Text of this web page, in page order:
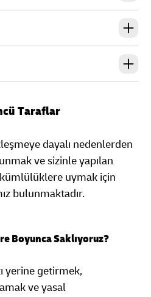
Taraflar
dayalı nedenlerden
ve sizinle yapılan
uymak için
bulunmaktadır.
Boyunca Saklıyoruz?
yerine getirmek,
ve yasal